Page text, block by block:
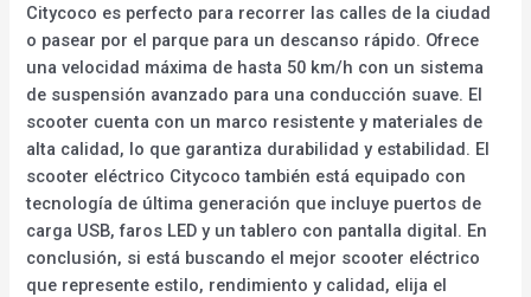
Citycoco es perfecto para recorrer las calles de la ciudad
o pasear por el parque para un descanso rápido. Ofrece
una velocidad máxima de hasta 50 km/h con un sistema
de suspensión avanzado para una conducción suave. El
scooter cuenta con un marco resistente y materiales de
alta calidad, lo que garantiza durabilidad y estabilidad. El
scooter eléctrico Citycoco también está equipado con
tecnología de última generación que incluye puertos de
carga USB, faros LED y un tablero con pantalla digital. En
conclusión, si está buscando el mejor scooter eléctrico
que represente estilo, rendimiento y calidad, elija el